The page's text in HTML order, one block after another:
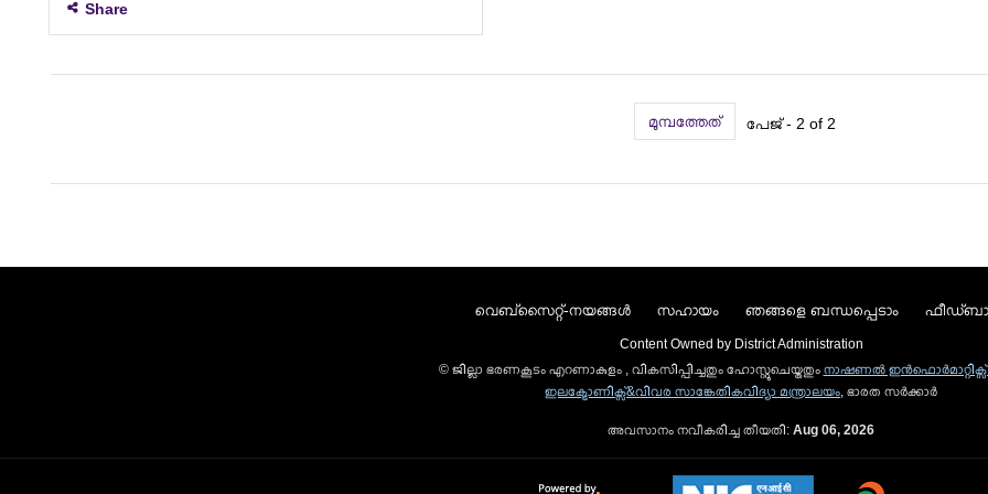
Share
മുമ്പത്തേത് പേജ് - 2 of 2
വെബ്സൈറ്റ്-നയങ്ങള്‍ സഹായം ഞങ്ങളെ ബന്ധപ്പെടാം
Content Owned by District Administration
© ജില്ലാ ഭരണകൂടം എറണാകുളം , വികസിപ്പിച്ചതും ഹോസ്റ്റുചെയ്തതും നാഷണല്‍
ഇലക്ട്രോണിക്സ്&വിവര സാങ്കേതികവിദ്യാ മന്ത്രാലയം, ഭാരത സര്‍ക്കാര്‍
അവസാനം നവീകരിച്ച തീയതി: Aug 06, 2026